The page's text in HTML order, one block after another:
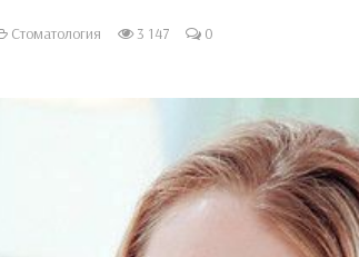
Стоматология 3 147 0